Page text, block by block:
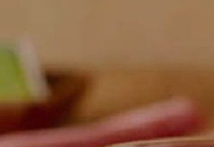
తేమను, మెరుపును
Image credits: Freepik